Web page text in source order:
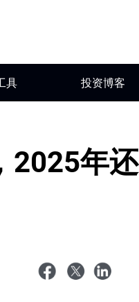
具 投资博客
2025年还